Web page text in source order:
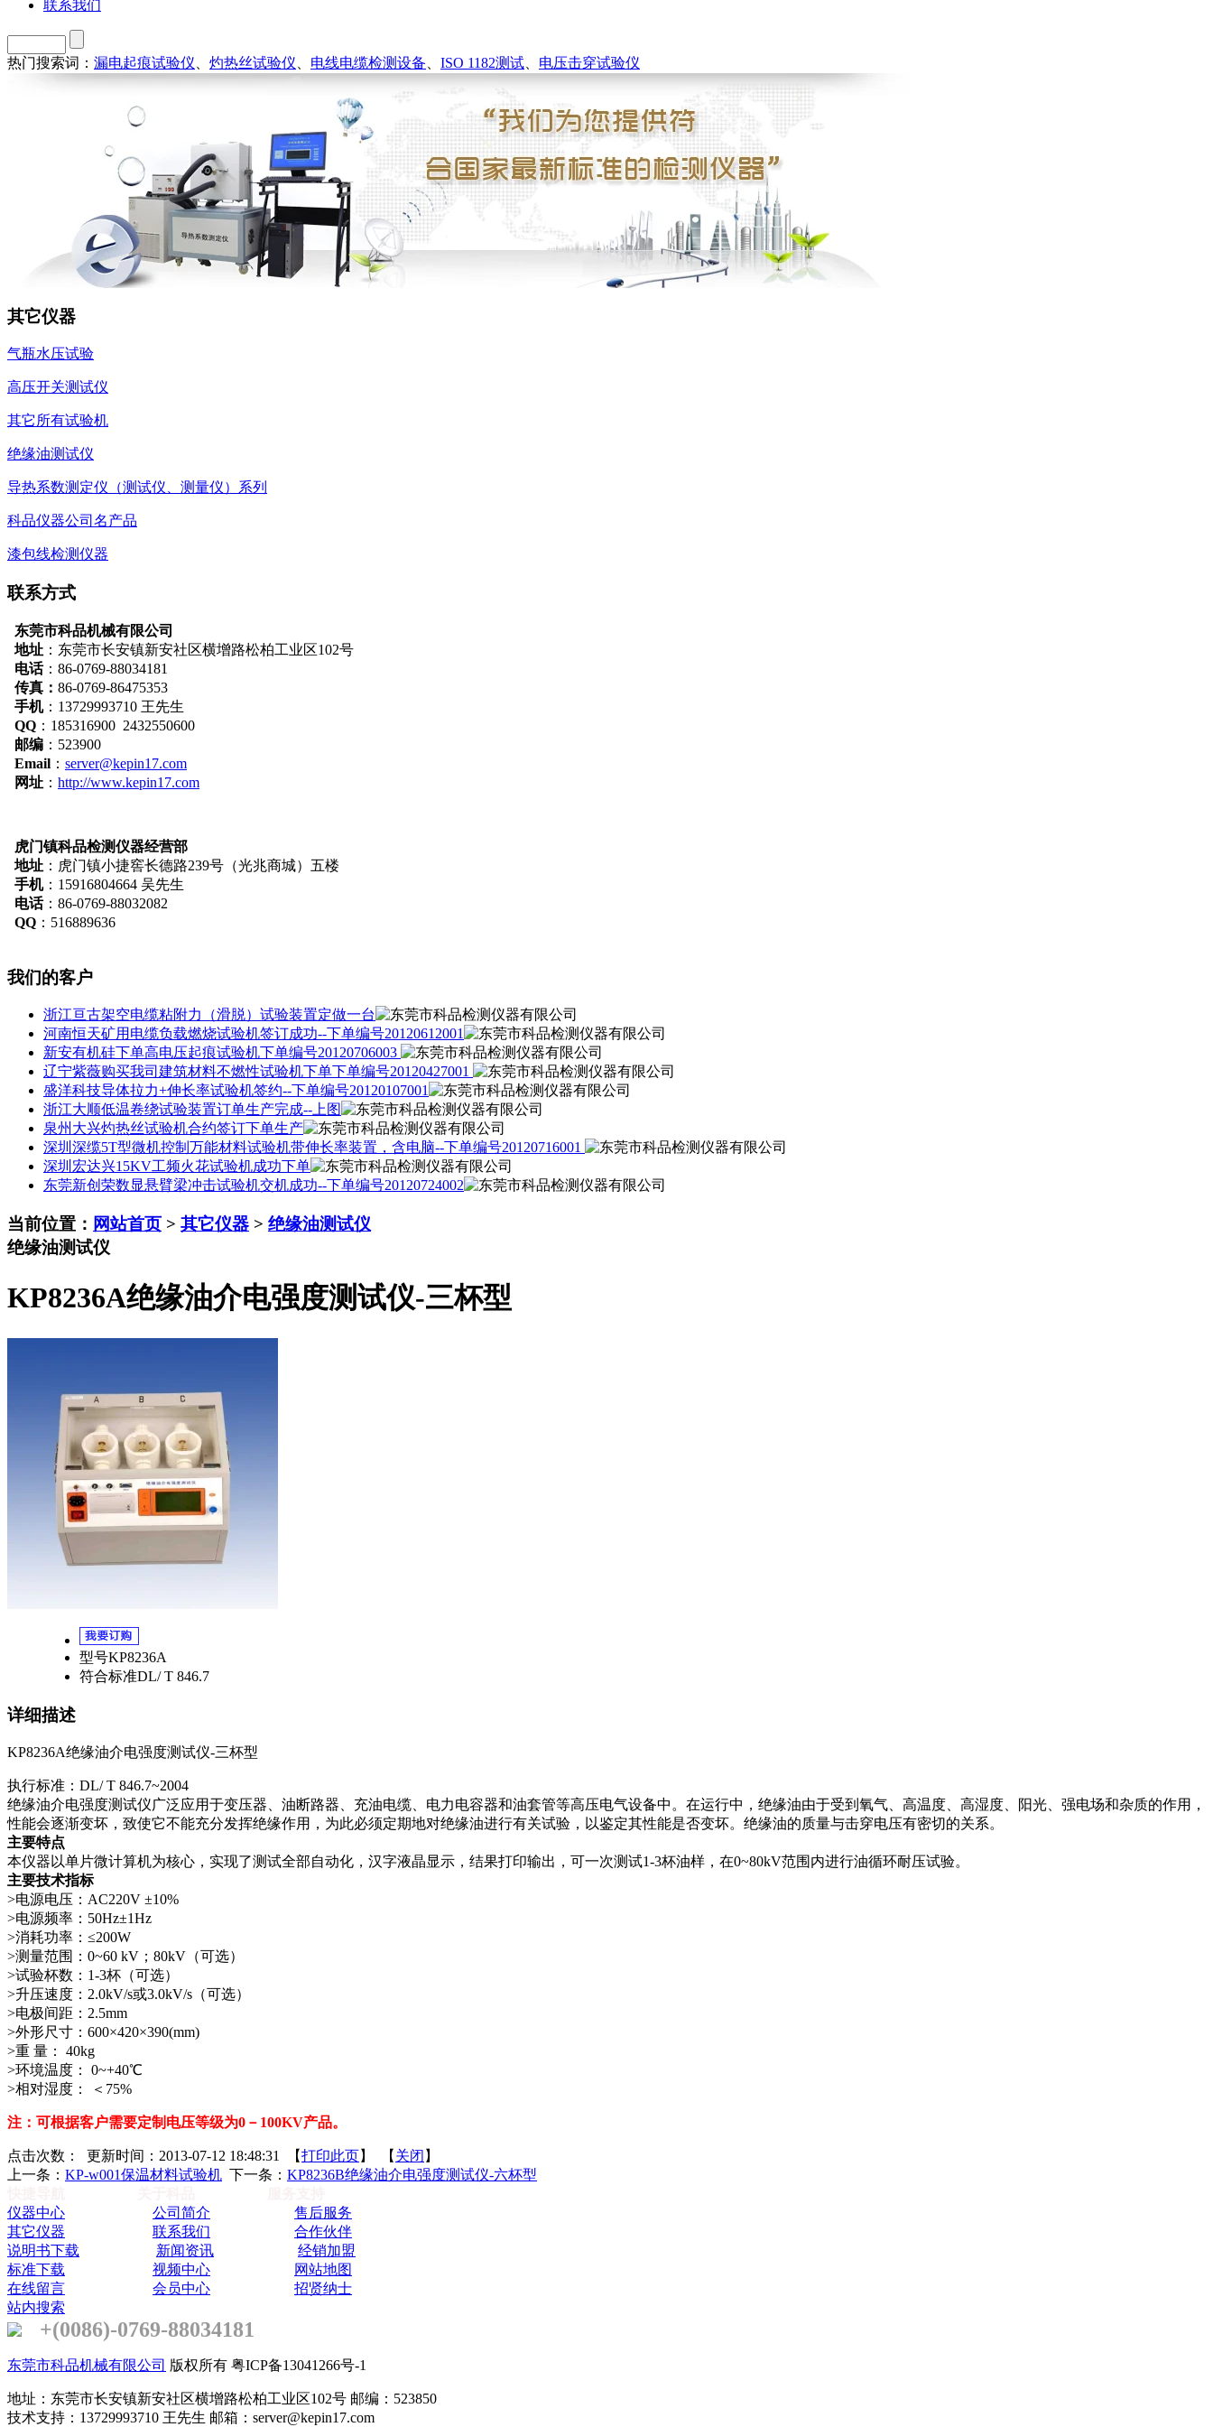
联系我们
热门搜索词： 漏电起痕试验仪 灼热丝试验仪 电线电缆检测设备 ISO 1182测试 电压击穿试验仪
其它仪器
气瓶水压试验
高压开关测试仪
其它所有试验机
绝缘油测试仪
导热系数测定仪（测试仪、测量仪）系列
科品仪器公司名产品
漆包线检测仪器
联系方式
东莞市科品机械有限公司
地址 ： 东莞市长安镇新安社区横增路松柏工业区102号
电话：86-0769-88034181
传真： 86-0769-86475353
手机：13729993710 王先生
QQ ：185316900 2432550600
邮编 ：523900
Email ： server@kepin17.com
网址 ： http://www.kepin17.com
虎门镇科品检测仪器经营部
地址 ：虎门镇小捷窖长德路239号（光兆商城）五楼
手机：15916804664 吴先生
电话：86-0769-88032082
QQ ：516889636
我们的客户
浙江亘古架空电缆粘附力（滑脱）试验装置定做一台
河南恒天矿用电缆负载燃烧试验机签订成功--下单编号20120612001
新安有机硅下单高电压起痕试验机下单编号20120706003
辽宁紫薇购买我司建筑材料不燃性试验机下单下单编号20120427001
盛洋科技导体拉力+伸长率试验机签约--下单编号20120107001
浙江大顺低温卷绕试验装置订单生产完成--上图
泉州大兴灼热丝试验机合约签订下单生产
深圳深缆5T型微机控制万能材料试验机带伸长率装置，含电脑--下单编号20120716001
深圳宏达兴15KV工频火花试验机成功下单
东莞新创荣数显悬臂梁冲击试验机交机成功--下单编号20120724002
当前位置： 网站首页 > 其它仪器 > 绝缘油测试仪
绝缘油测试仪
KP8236A绝缘油介电强度测试仪-三杯型
型号KP8236A
符合标准DL/ T 846.7
详细描述
KP8236A绝缘油介电强度测试仪-三杯型
执行标准：DL/ T 846.7~2004
绝缘油介电强度测试仪广泛应用于变压器、油断路器、充油电缆、电力电容器和油套管等高压电气设备中。在运行中，绝缘油由于受到氧气、高温度、高湿度、阳光、强电场和杂质的作用，
性能会逐渐变坏，致使它不能充分发挥绝缘作用，为此必须定期地对绝缘油进行有关试验，以鉴定其性能是否变坏。绝缘油的质量与击穿电压有密切的关系。
主要特点
本仪器以单片微计算机为核心，实现了测试全部自动化，汉字液晶显示，结果打印输出，可一次测试1-3杯油样，在0~80kV范围内进行油循环耐压试验。
主要技术指标
>电源电压：AC220V ±10%
>电源频率：50Hz±1Hz
>消耗功率：≤200W
>测量范围：0~60 kV；80kV（可选）
>试验杯数：1-3杯（可选）
>升压速度：2.0kV/s或3.0kV/s（可选）
>电极间距：2.5mm
>外形尺寸：600×420×390(mm)
>重 量： 40kg
>环境温度： 0~+40℃
>相对湿度： ＜75%
注：可根据客户需要定制电压等级为0－100KV产品。
点击次数： 更新时间：2013-07-12 18:48:31 【打印此页】 【 关闭 】
上一条： KP-w001保温材料试验机 下一条： KP8236B绝缘油介电强度测试仪-六杯型
仪器中心
公司简介
售后服务
其它仪器
联系我们
合作伙伴
说明书下载
新闻资讯
经销加盟
标准下载
视频中心
网站地图
在线留言
会员中心
招贤纳士
站内搜索
+(0086)-0769-88034181
东莞市科品机械有限公司 版权所有 粤ICP备13041266号-1
地址：东莞市长安镇新安社区横增路松柏工业区102号 邮编：523850
技术支持：13729993710 王先生 邮箱：server@kepin17.com